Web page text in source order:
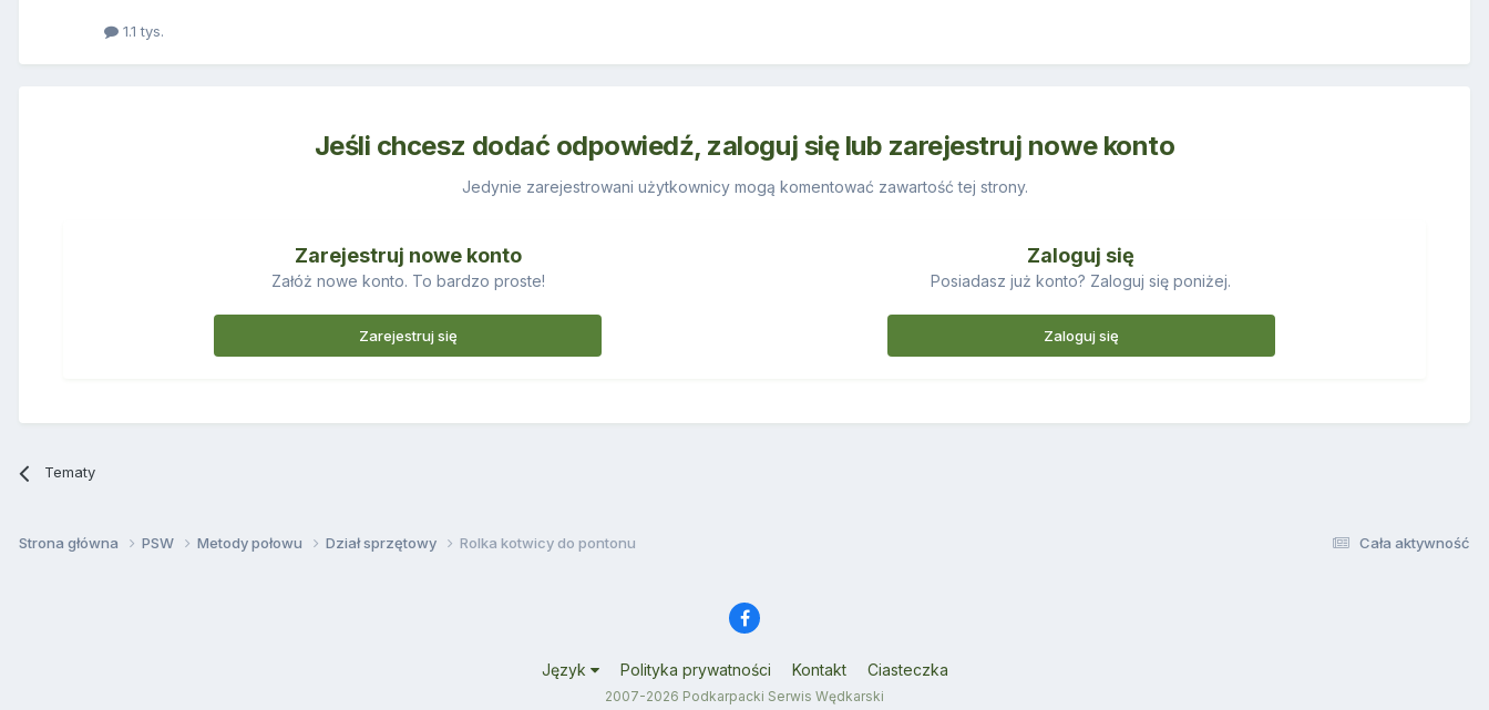
1.1 tys.
Jeśli chcesz dodać odpowiedź, zaloguj się lub zarejestruj nowe konto
Jedynie zarejestrowani użytkownicy mogą komentować zawartość tej strony.
Zarejestruj nowe konto
Załóż nowe konto. To bardzo proste!
Zarejestruj się
Zaloguj się
Posiadasz już konto? Zaloguj się poniżej.
Zaloguj się
Tematy
Cała aktywność
Strona główna PSW Metody połowu Dział sprzętowy Rolka kotwicy do pontonu
Język Polityka prywatności Kontakt Ciasteczka
2007-2026 Podkarpacki Serwis Wędkarski